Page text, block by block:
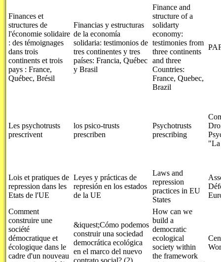
Finances et
structures de
l'économie solidaire
: des témoignages
dans trois
continents et trois
pays : France,
Québec, Brésil
Financias y estructuras
de la economía
solidaria: testimonios de
tres continentes y tres
países: Francia, Québec
y Brasil
Finance and
structure of a
solidarty
economy:
testimonies from
three continents
and three
Countries:
France, Quebec,
Brazil
Les psychotrusts
prescrivent
los psico-trusts
prescriben
Psychotrusts
prescribing
"La
Lois et pratiques de
repression dans les
Etats de l'UE
Leyes y prácticas de
represión en los estados
de la UE
Laws and
repression
practices in EU
States
Comment
construire une
société
démocratique et
écologique dans le
cadre d'un nouveau
&iquest;Cómo podemos
construir una sociedad
democrática ecológica
en el marco del nuevo
contrato social? (2)
How can we
build a
democratic
ecological
society within
the framework